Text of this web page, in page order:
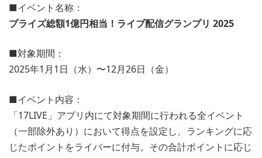
■イベント名称：
プライズ総額1億円相当！ライブ配信グランプリ 2025
■対象期間：
2025年1月1日（水）〜12月26日（金）
■イベント内容：
「17LIVE」アプリ内にて対象期間に行われる全イベント
（一部除外あり）において得点を設定し、ランキングに応
じたポイントをライバーに付与。その合計ポイントに応じ